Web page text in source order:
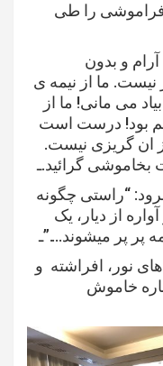
فراموشی را طی
و بدون
ما از نیمه ی
می مانى! ما از
بود! درست است
ان گریزی نیست.
گرائيد.ـ
“راستی چگونه
از دیار، یک
پر پر میشوند….”ـ
نور، افراشته و
خاموش